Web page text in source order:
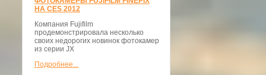
НА CES 2012
Компания Fujifilm
продемонстрировала несколько
своих недорогих новинок фотокамер
из серии JX
Подробнее...